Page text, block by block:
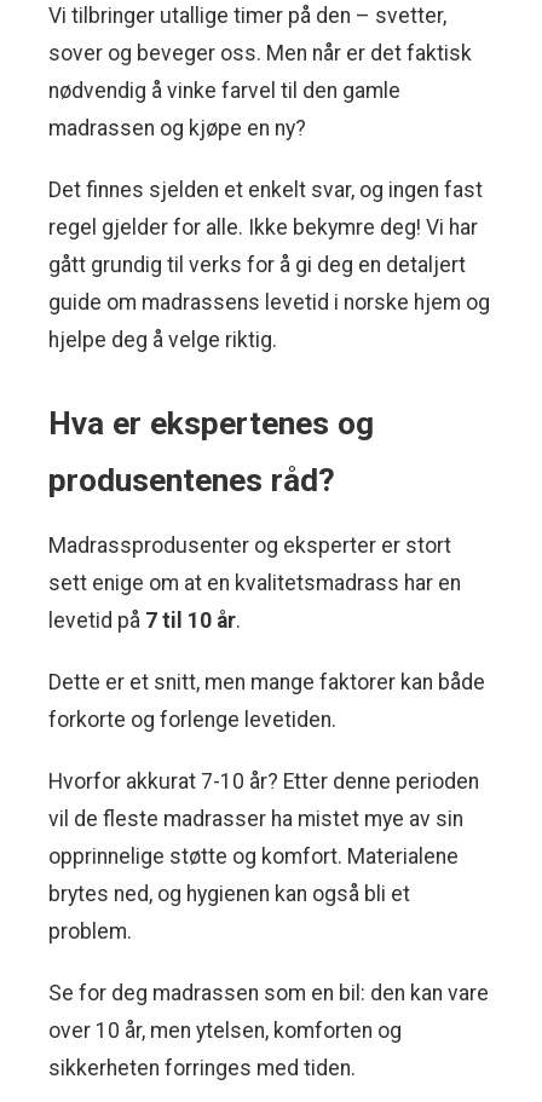
Vi tilbringer utallige timer på den – svetter,
sover og beveger oss. Men når er det faktisk
nødvendig å vinke farvel til den gamle
madrassen og kjøpe en ny?
Det finnes sjelden et enkelt svar, og ingen fast
regel gjelder for alle. Ikke bekymre deg! Vi har
gått grundig til verks for å gi deg en detaljert
guide om madrassens levetid i norske hjem og
hjelpe deg å velge riktig.
Hva er ekspertenes og
produsentenes råd?
Madrassprodusenter og eksperter er stort
sett enige om at en kvalitetsmadrass har en
levetid på 7 til 10 år.
Dette er et snitt, men mange faktorer kan både
forkorte og forlenge levetiden.
Hvorfor akkurat 7-10 år? Etter denne perioden
vil de fleste madrasser ha mistet mye av sin
opprinnelige støtte og komfort. Materialene
brytes ned, og hygienen kan også bli et
problem.
Se for deg madrassen som en bil: den kan vare
over 10 år, men ytelsen, komforten og
sikkerheten forringes med tiden.